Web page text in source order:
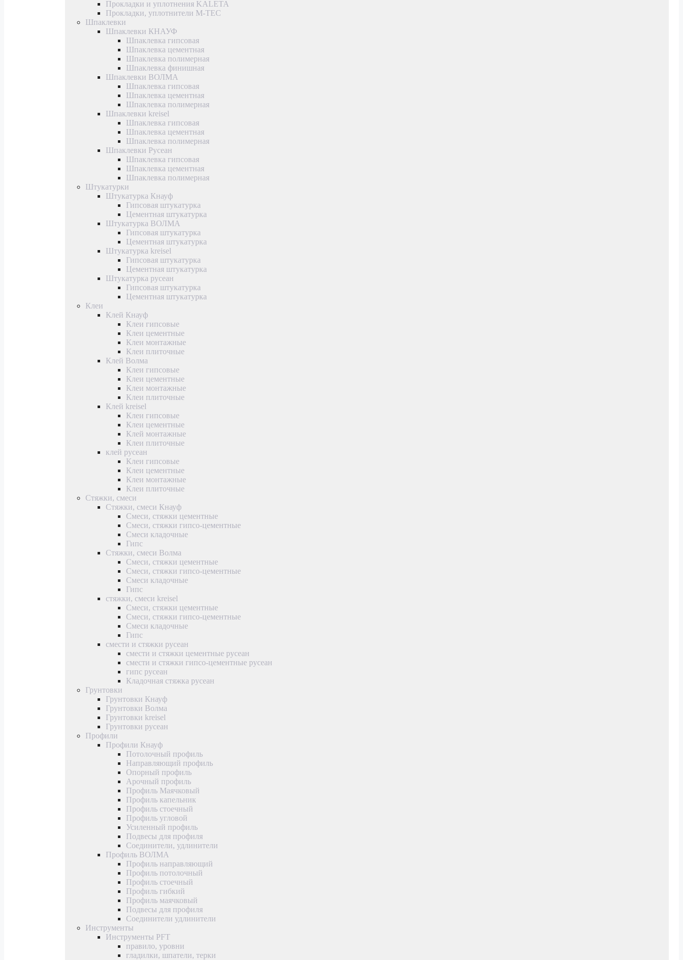
Прокладки и уплотнения KALETA
Прокладки, уплотнители M-TEC
Шпаклевки
Шпаклевки КНАУФ
Шпаклевка гипсовая
Шпаклевка цементная
Шпаклевка полимерная
Шпаклевка финишная
Шпаклевки ВОЛМА
Шпаклевка гипсовая
Шпаклевка цементная
Шпаклевка полимерная
Шпаклевки kreisel
Шпаклевка гипсовая
Шпаклевка цементная
Шпаклевка полимерная
Шпаклевки Русеан
Шпаклевка гипсовая
Шпаклевка цементная
Шпаклевка полимерная
Штукатурки
Штукатурка Кнауф
Гипсовая штукатурка
Цементная штукатурка
Штукатурка ВОЛМА
Гипсовая штукатурка
Цементная штукатурка
Штукатурка kreisel
Гипсовая штукатурка
Цементная штукатурка
Штукатурка русеан
Гипсовая штукатурка
Цементная штукатурка
Клеи
Клей Кнауф
Клеи гипсовые
Клеи цементные
Клеи монтажные
Клеи плиточные
Клей Волма
Клеи гипсовые
Клеи цементные
Клеи монтажные
Клеи плиточные
Клей kreisel
Клеи гипсовые
Клеи цементные
Клей монтажные
Клеи плиточные
клей русеан
Клеи гипсовые
Клеи цементные
Клеи монтажные
Клеи плиточные
Стяжки, смеси
Стяжки, смеси Кнауф
Смеси, стяжки цементные
Смеси, стяжки гипсо-цементные
Смеси кладочные
Гипс
Стяжки, смеси Волма
Смеси, стяжки цементные
Смеси, стяжки гипсо-цементные
Смеси кладочные
Гипс
стяжки, смеси kreisel
Смеси, стяжки цементные
Смеси, стяжки гипсо-цементные
Смеси кладочные
Гипс
смести и стяжки русеан
смести и стяжки цементные русеан
смести и стяжки гипсо-цементные русеан
гипс русеан
Кладочная стяжка русеан
Грунтовки
Грунтовки Кнауф
Грунтовки Волма
Грунтовки kreisel
Грунтовки русеан
Профили
Профили Кнауф
Потолочный профиль
Направляющий профиль
Опорный профиль
Арочный профиль
Профиль Маячковый
Профиль капельник
Профиль стоечный
Профиль угловой
Усиленный профиль
Подвесы для профиля
Соединители, удлинители
Профиль ВОЛМА
Профиль направляющий
Профиль потолочный
Профиль стоечный
Профиль гибкий
Профиль маячковый
Подвесы для профиля
Соединители удлинители
Инструменты
Инструменты PFT
правило, уровни
гладилки, шпатели, терки